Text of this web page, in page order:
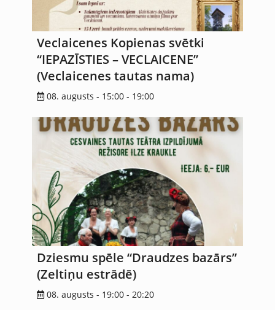
Veclaicenes Kopienas svētki
“IEPAZĪSTIES – VECLAICENE”
(Veclaicenes tautas nama)
08. augusts - 15:00 - 19:00
Dziesmu spēle “Draudzes bazārs”
(Zeltiņu estrādē)
08. augusts - 19:00 -20:20